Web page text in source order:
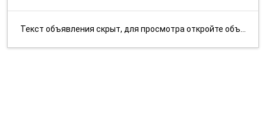
Текст объявления скрыт, для просмотра откройте объявление в приложении...